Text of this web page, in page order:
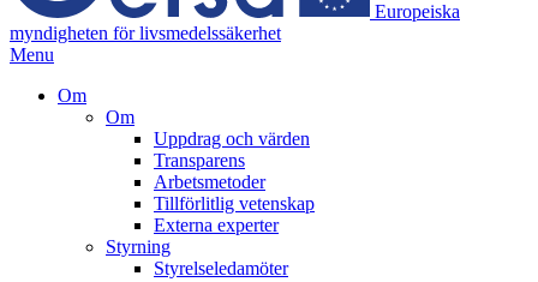
Europeiska
myndigheten för livsmedelssäkerhet
Menu
Om
Om
Uppdrag och värden
Transparens
Arbetsmetoder
Tillförlitlig vetenskap
Externa experter
Styrning
Styrelseledamöter